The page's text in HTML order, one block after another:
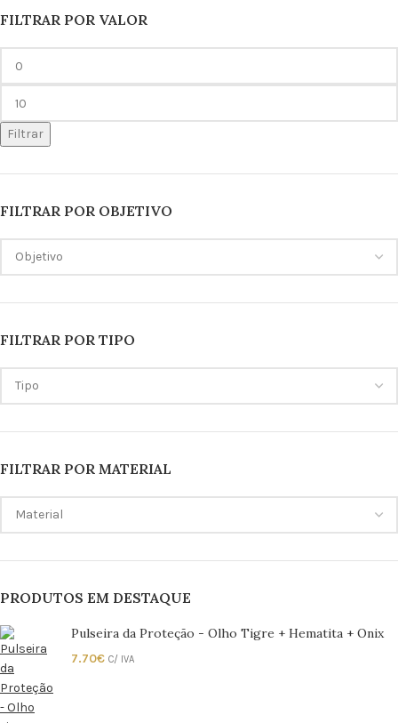
FILTRAR POR VALOR
Filtrar
FILTRAR POR OBJETIVO
FILTRAR POR TIPO
FILTRAR POR MATERIAL
PRODUTOS EM DESTAQUE
Pulseira da Proteção - Olho Tigre + Hematita + Onix
7.70€ C/ IVA